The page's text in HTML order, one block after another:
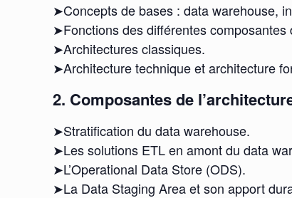
➤Concepts de bases : data warehouse,
➤Fonctions des différentes composantes
➤Architectures classiques.
➤Architecture technique et architecture
2. Composantes de
➤Stratification du data warehouse.
➤Les solutions ETL en amont du data
➤L’Operational Data Store (ODS).
➤La Data Staging Area et son apport